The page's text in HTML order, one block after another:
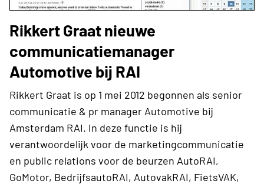
Rikkert Graat nieuwe
communicatiemanager
Automotive bij RAI
Rikkert Graat is op 1 mei 2012 begonnen als senior
communicatie & pr manager Automotive bij
Amsterdam RAI. In deze functie is hij
verantwoordelijk voor de marketingcommunicatie
en public relations voor de beurzen AutoRAI,
GoMotor, BedrijfsautoRAI, AutovakRAI, FietsVAK,